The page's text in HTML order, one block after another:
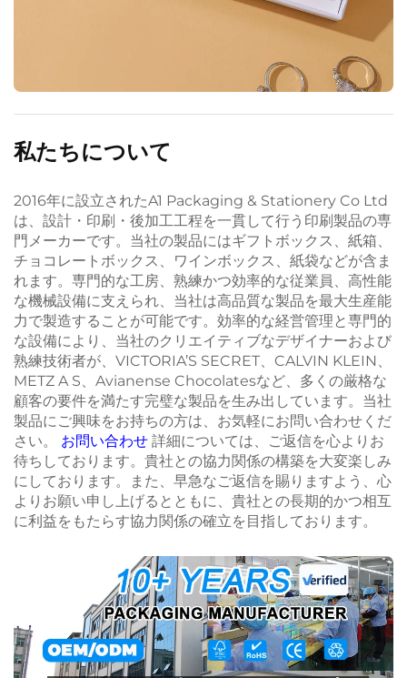
私たちについて
2016年に設立されたA1 Packaging & Stationery Co Ltd
は、設計・印刷・後加工工程を一貫して行う印刷製品の専
門メーカーです。当社の製品にはギフトボックス、紙箱、
チョコレートボックス、ワインボックス、紙袋などが含ま
れます。専門的な工房、熟練かつ効率的な従業員、高性能
な機械設備に支えられ、当社は高品質な製品を最大生産能
力で製造することが可能です。効率的な経営管理と専門的
な設備により、当社のクリエイティブなデザイナーおよび
熟練技術者が、VICTORIA’S SECRET、CALVIN KLEIN、
METZ A S、Avianense Chocolatesなど、多くの厳格な
顧客の要件を満たす完璧な製品を生み出しています。当社
製品にご興味をお持ちの方は、お気軽にお問い合わせくだ
さい。 お問い合わせ 詳細については、ご返信を心よりお
待ちしております。貴社との協力関係の構築を大変楽しみ
にしております。また、早急なご返信を賜りますよう、心
よりお願い申し上げるとともに、貴社との長期的かつ相互
に利益をもたらす協力関係の確立を目指しております。